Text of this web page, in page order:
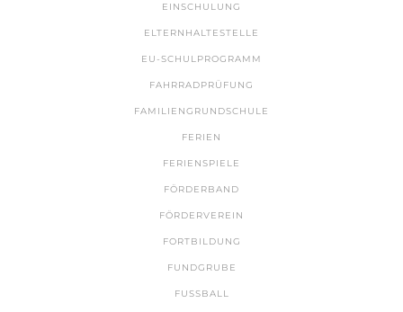
EINSCHULUNG
ELTERNHALTESTELLE
EU-SCHULPROGRAMM
FAHRRADPRÜFUNG
FAMILIENGRUNDSCHULE
FERIEN
FERIENSPIELE
FÖRDERBAND
FÖRDERVEREIN
FORTBILDUNG
FUNDGRUBE
FUSSBALL